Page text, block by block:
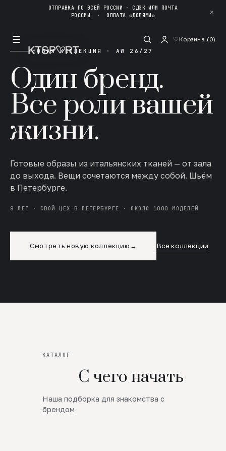
ОТПРАВКА ПО ВСЕЙ РОССИИ - СДЭК ИЛИ ПОЧТА
РОССИИ ·ОПЛАТА «ДОЛЯМИ» ✕
☰ ♡Корзина (0)
НОВАЯ КОЛЛЕКЦИЯ · AW 26/27
Один бренд.
Все роли вашей
жизни.
Готовые образы из итальянских тканей — от зала
до выхода. Вещи сочетаются между собой. Шьём
в Петербурге.
8 ЛЕТ · СВОЙ ЦЕХ В ПЕТЕРБУРГЕ · ОКОЛО 1000 МОДЕЛЕЙ
Смотреть новую коллекцию → Все коллекции
КАТАЛОГ
С чего начать
Наша подборка для знакомства с
брендом
Новинки
SALE